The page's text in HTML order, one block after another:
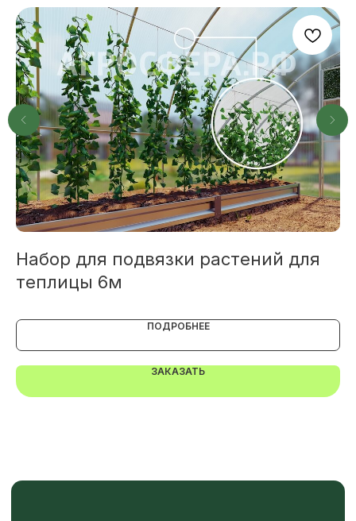
Набор для подвязки растений для
теплицы 6м
ПОДРОБНЕЕ
ЗАКАЗАТЬ
НЕ НАШЛИ НУЖНОЕ
ИЛИ НУЖНА ПОМОЩЬ
С ВЫБОРОМ?
Наш менеджер готов ответить на
все вопросы. Свяжитесь по
телефону или заполните форму для
индивидуального подбора.
+7
ОТПРАВИТЬ